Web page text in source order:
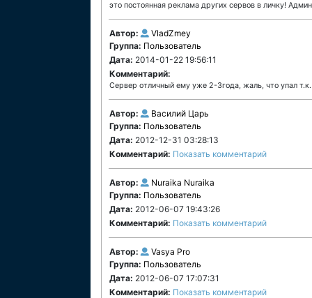
это постоянная реклама других сервов в личку!
Автор:
VladZmey
Группа: Пользователь
Дата: 2014-01-22 19:56:11
Комментарий:
Сервер отличный ему уже 2-3года, жаль, что упал т.к.
Автор:
Василий Царь
Группа: Пользователь
Дата: 2012-12-31 03:28:13
Комментарий: Показать комментарий
Автор:
Nuraika Nuraika
Группа: Пользователь
Дата: 2012-06-07 19:43:26
Комментарий: Показать комментарий
Автор:
Vasya Pro
Группа: Пользователь
Дата: 2012-06-07 17:07:31
Комментарий: Показать комментарий